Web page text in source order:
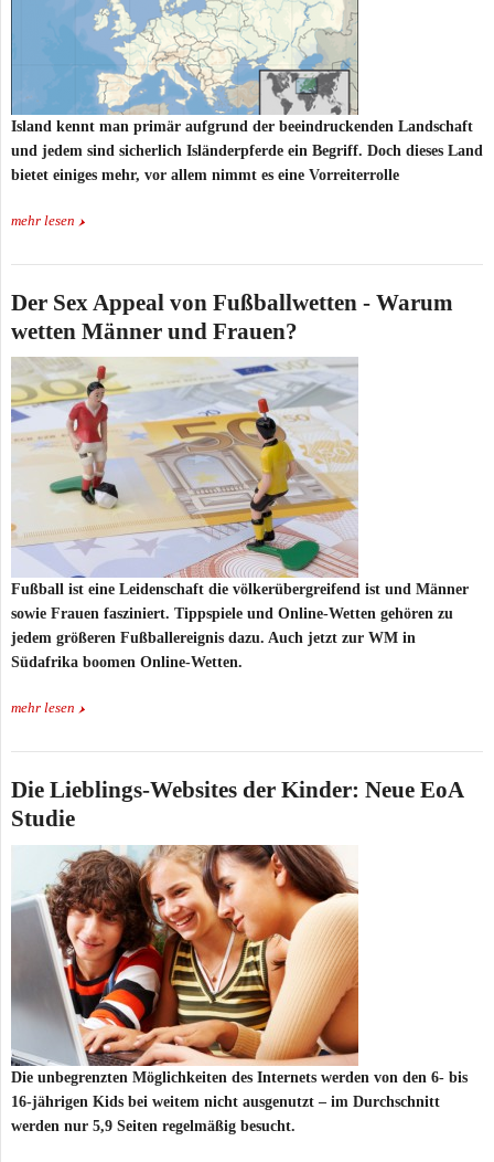
Island kennt man primär aufgrund der beeindruckenden Landschaft
und jedem sind sicherlich Isländerpferde ein Begriff. Doch dieses Land
bietet einiges mehr, vor allem nimmt es eine Vorreiterrolle
mehr lesen
Der Sex Appeal von Fußballwetten - Warum
wetten Männer und Frauen?
Fußball ist eine Leidenschaft die völkerübergreifend ist und Männer
sowie Frauen fasziniert. Tippspiele und Online-Wetten gehören zu
jedem größeren Fußballereignis dazu. Auch jetzt zur WM in
Südafrika boomen Online-Wetten.
mehr lesen
Die Lieblings-Websites der Kinder: Neue EoA
Studie
Die unbegrenzten Möglichkeiten des Internets werden von den 6- bis
16-jährigen Kids bei weitem nicht ausgenutzt – im Durchschnitt
werden nur 5,9 Seiten regelmäßig besucht.